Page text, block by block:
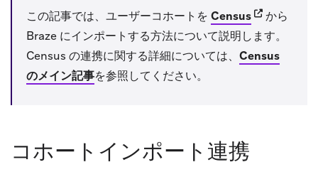
この記事では、ユーザーコホートを Census(opens in
から
Braze にインポートする方法について説明します。
Census の連携に関する詳細については、 Census
のメイン記事を参照してください。
コホートインポート連携